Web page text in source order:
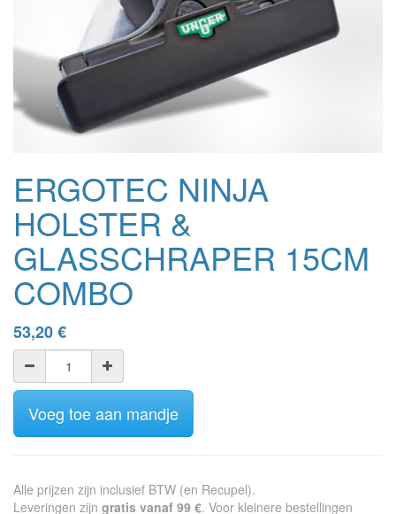
ERGOTEC NINJA
HOLSTER &
GLASSCHRAPER 15CM
COMBO
53,20€
Voeg toe aan mandje
Alle prijzen zijn inclusief BTW (en Recupel).
Leveringen zijn gratis vanaf 99 €. Voor kleinere bestellingen